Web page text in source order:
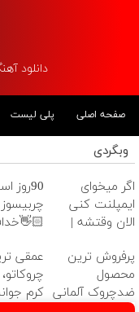
دانلود آهنگ جدید
صفحه اصلی پلی لیست
وبگردی
اگر میخوای
ایمپلنت کنی
الان وقتشه |
میلیون تومان!!!
90روز
تخفیف
پرفروش ترین
محصول
ضدچروک آلمانی
عمقی
کرم